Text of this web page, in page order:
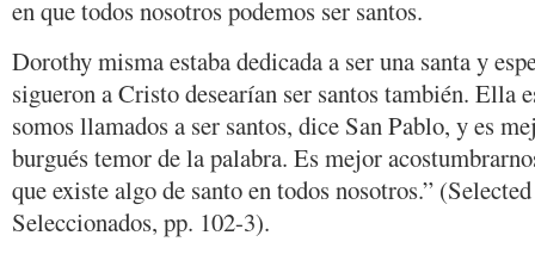
en que todos nosotros podemos ser santos.
Dorothy misma estaba dedicada a ser una santa y
sigueron a Cristo desearían ser santos también. Ella
somos llamados a ser santos, dice San Pablo, y es
burgués temor de la palabra. Es mejor
que existe algo de santo en todos nosotros.”
Seleccionados, pp. 102-3).